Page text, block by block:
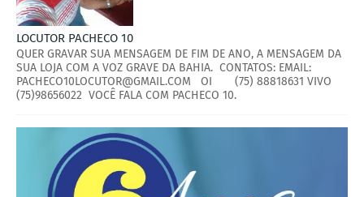
LOCUTOR PACHECO 10
QUER GRAVAR SUA MENSAGEM DE FIM DE ANO, A MENSAGEM DA
SUA LOJA COM A VOZ GRAVE DA BAHIA. CONTATOS: EMAIL:
PACHECO10LOCUTOR@GMAIL.COM OI (75) 88818631 VIVO
(75)98656022 VOCÊ FALA COM PACHECO 10.